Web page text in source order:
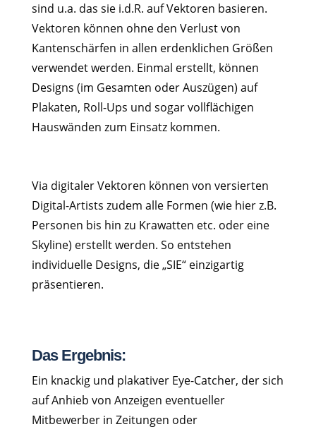
sind u.a. das sie i.d.R. auf Vektoren basieren.
Vektoren können ohne den Verlust von
Kantenschärfen in allen erdenklichen Größen
verwendet werden. Einmal erstellt, können
Designs (im Gesamten oder Auszügen) auf
Plakaten, Roll-Ups und sogar vollflächigen
Hauswänden zum Einsatz kommen.
Via digitaler Vektoren können von versierten
Digital-Artists zudem alle Formen (wie hier z.B.
Personen bis hin zu Krawatten etc. oder eine
Skyline) erstellt werden. So entstehen
individuelle Designs, die „SIE“ einzigartig
präsentieren.
Das Ergebnis:
Ein knackig und plakativer Eye-Catcher, der sich
auf Anhieb von Anzeigen eventueller
Mitbewerber in Zeitungen oder